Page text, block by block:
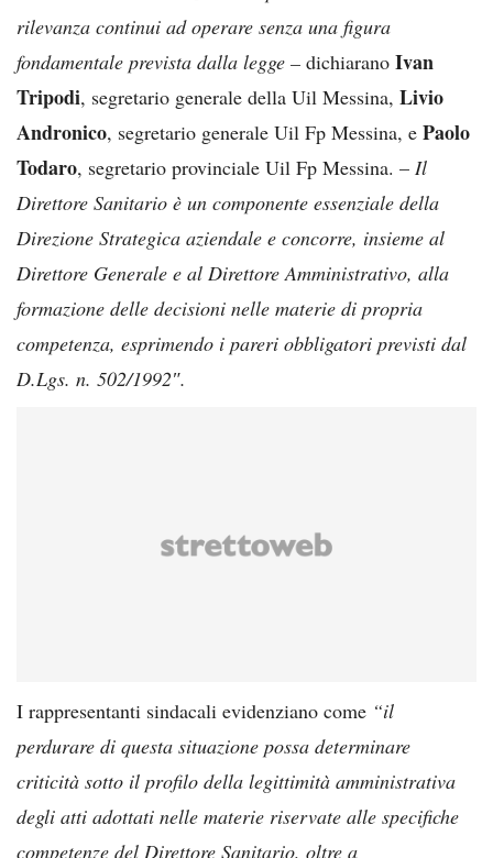
rilevanza continui ad operare senza una figura
fondamentale prevista dalla legge – dichiarano Ivan
Tripodi, segretario generale della Uil Messina, Livio
Andronico, segretario generale Uil Fp Messina, e Paolo
Todaro, segretario provinciale Uil Fp Messina. – Il
Direttore Sanitario è un componente essenziale della
Direzione Strategica aziendale e concorre, insieme al
Direttore Generale e al Direttore Amministrativo, alla
formazione delle decisioni nelle materie di propria
competenza, esprimendo i pareri obbligatori previsti dal
D.Lgs. n. 502/1992″.
I rappresentanti sindacali evidenziano come “il
perdurare di questa situazione possa determinare
criticità sotto il profilo della legittimità amministrativa
degli atti adottati nelle materie riservate alle specifiche
competenze del Direttore Sanitario, oltre a